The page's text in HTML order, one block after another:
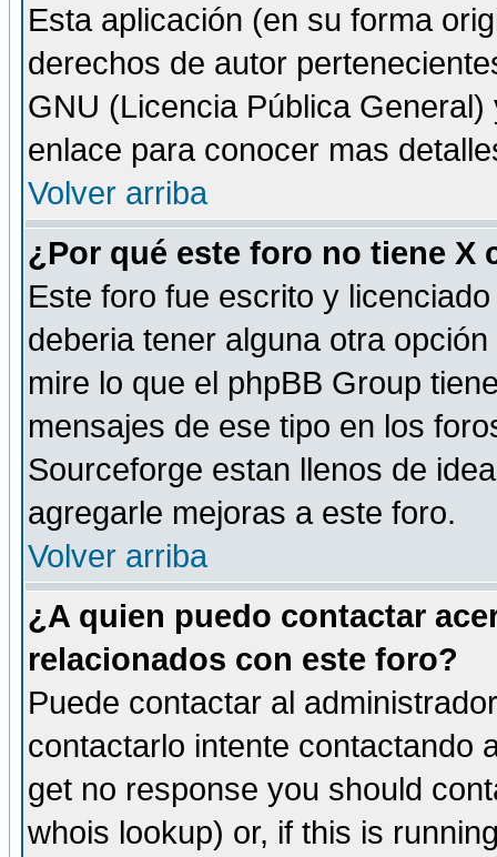
Esta aplicación (en su forma
derechos de autor
GNU (Licencia Pública
enlace para conocer mas
Volver arriba
¿Por qué este foro no tiene X
Este foro fue escrito y
deberia tener alguna otra
mire lo que el phpBB Group
mensajes de ese tipo en los
Sourceforge estan llenos de
agregarle mejoras a este foro.
Volver arriba
¿A quien puedo contactar
relacionados con este foro?
Puede contactar al
contactarlo intente contactando
get no response you should
whois lookup) or, if this is